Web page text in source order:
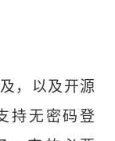
，以及开源
持无密码登